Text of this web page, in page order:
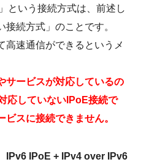
という接続方式は、前述し
続方式」のことです。
高速通信ができるというメ
サービスが対応しているの
応していないIPoE接続で
スに接続できません。
IPv6 IPoE + IPv4 over IPv6